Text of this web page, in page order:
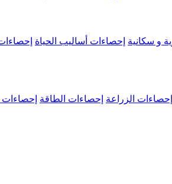
و سكانية إحصاءات أساليب الحياة
إحصاءات الزراعة إحصاءات الطاقة إحصاءات